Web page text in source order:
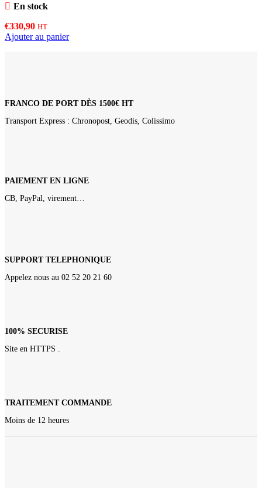
En stock
€330,90 HT
Ajouter au panier
FRANCO DE PORT DÈS 1500€ HT
Transport Express : Chronopost, Geodis, Colissimo
PAIEMENT EN LIGNE
CB, PayPal, virement…
SUPPORT TELEPHONIQUE
Appelez nous au 02 52 20 21 60
100% SECURISE
Site en HTTPS .
TRAITEMENT COMMANDE
Moins de 12 heures